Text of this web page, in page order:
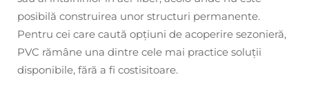
posibilă construirea unor structuri permanente.
Pentru cei care caută opțiuni de acoperire sezonieră,
PVC rămâne una dintre cele mai practice soluții
disponibile, fără a fi costisitoare.